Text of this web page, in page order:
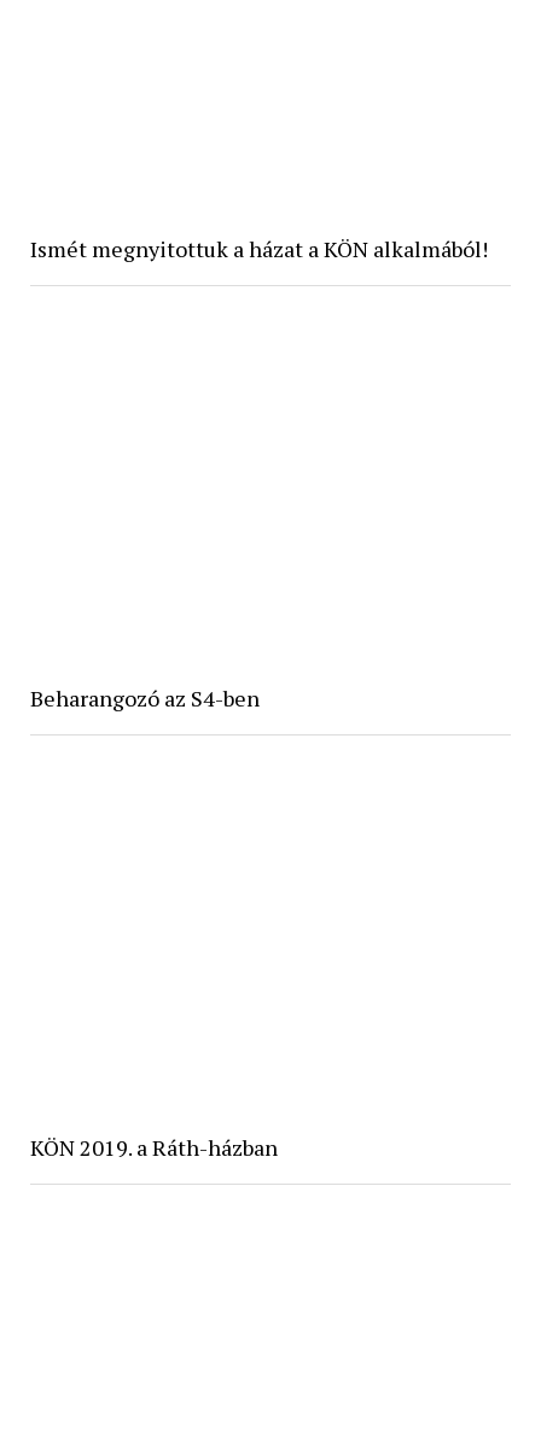
Ismét megnyitottuk a házat a KÖN alkalmából!
Beharangozó az S4-ben
KÖN 2019. a Ráth-házban